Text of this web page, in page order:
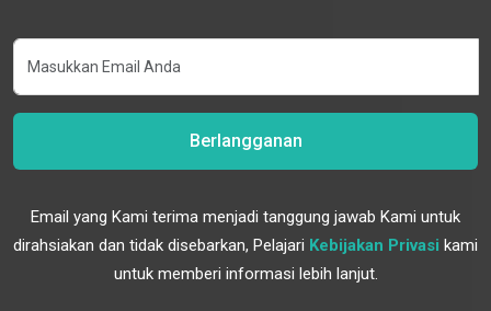
Berlangganan
Email yang Kami terima menjadi tanggung jawab Kami untuk
dirahsiakan dan tidak disebarkan, Pelajari Kebijakan Privasi kami
untuk memberi informasi lebih lanjut.